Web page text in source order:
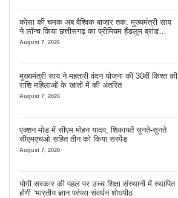
कोसा की चमक अब वैश्विक बाजार तक: मुख्यमंत्री साय
ने लॉन्च किया छत्तीसगढ़ का प्रीमियम हैंडलूम ब्रांड
‘कोशल फैब’
August 7, 2026
मुख्यमंत्री साय ने महतारी वंदन योजना की 30वीं किश्त की
राशि महिलाओं के खातों में की अंतरित
August 7, 2026
एक्शन मोड में सीएम मोहन यादव, शिकायतें सुनते-सुनते
सीएमएचओ सहित तीन को किया सस्पेंड
August 7, 2026
योगी सरकार की पहल पर उच्च शिक्षा संस्थानों में स्थापित
होंगी ‘भारतीय ज्ञान परंपरा संवर्धन शोधपीठ